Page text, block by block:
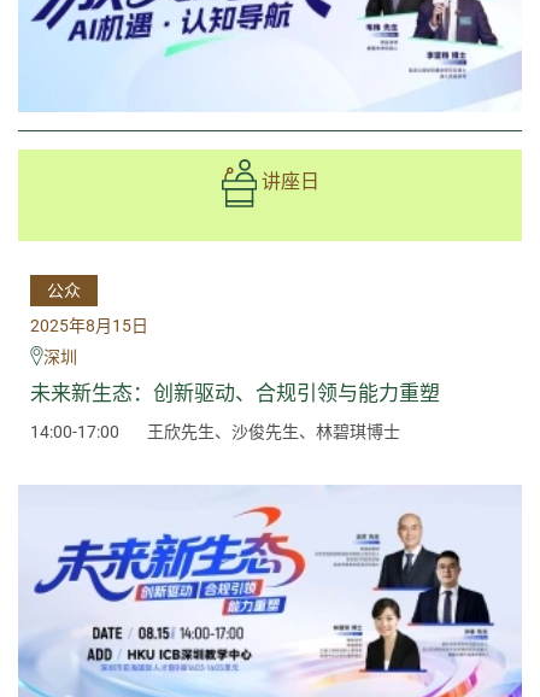
讲座日
公众
2025年8月15日
深圳
未来新生态：创新驱动、合规引领与能力重塑
14:00-17:00 王欣先生、沙俊先生、林碧琪博士